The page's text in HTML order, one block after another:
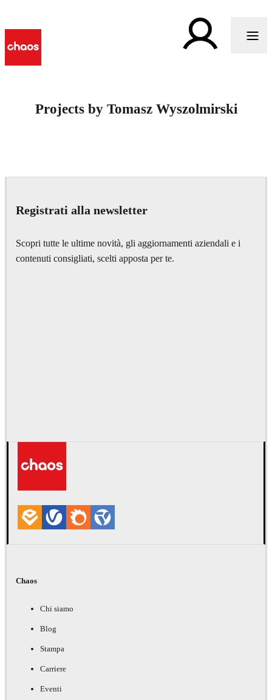
Projects by Tomasz Wyszolmirski
Registrati alla newsletter
Scopri tutte le ultime novità, gli aggiornamenti aziendali e i
contenuti consigliati, scelti apposta per te.
Chaos
Chi siamo
Blog
Stampa
Carriere
Eventi